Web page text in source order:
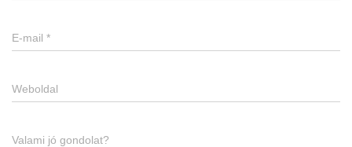
E-mail *
Weboldal
Valami jó gondolat?